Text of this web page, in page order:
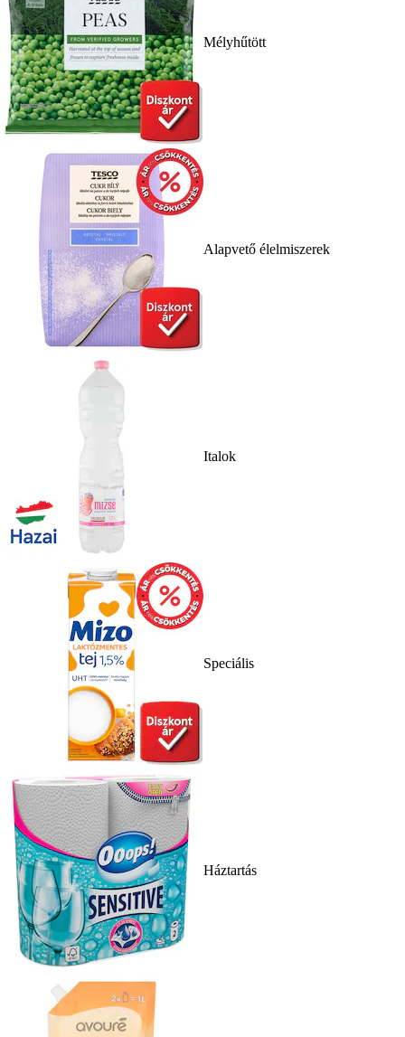
Mélyhűtött
Alapvető élelmiszerek
Italok
Speciális
Háztartás